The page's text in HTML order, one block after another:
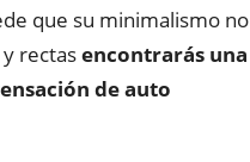
que su minimalismo no
rectasencontrarás una
de auto